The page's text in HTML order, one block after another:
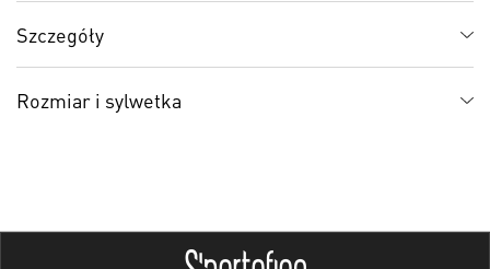
Szczegóły
Rozmiar i sylwetka